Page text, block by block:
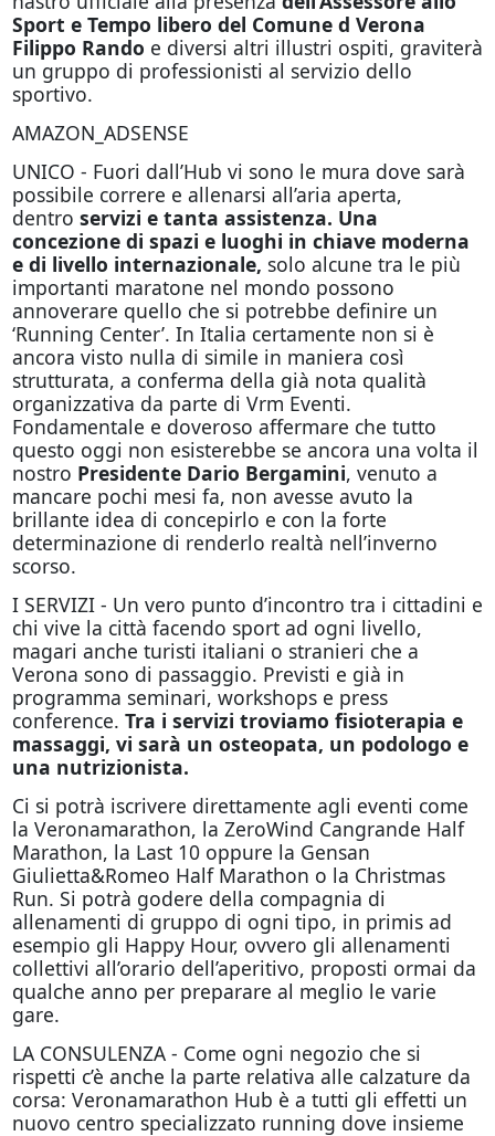
Sport e Tempo libero del Comune d Verona
Filippo Rando e diversi altri illustri ospiti, graviterà
un gruppo di professionisti al servizio dello
sportivo.
AMAZON_ADSENSE
UNICO - Fuori dall’Hub vi sono le mura dove sarà
possibile correre e allenarsi all’aria aperta,
dentro servizi e tanta assistenza. Una
concezione di spazi e luoghi in chiave moderna
e di livello internazionale, solo alcune tra le più
importanti maratone nel mondo possono
annoverare quello che si potrebbe definire un
‘Running Center’. In Italia certamente non si è
ancora visto nulla di simile in maniera così
strutturata, a conferma della già nota qualità
organizzativa da parte di Vrm Eventi.
Fondamentale e doveroso affermare che tutto
questo oggi non esisterebbe se ancora una volta il
nostro Presidente Dario Bergamini, venuto a
mancare pochi mesi fa, non avesse avuto la
brillante idea di concepirlo e con la forte
determinazione di renderlo realtà nell’inverno
scorso.
I SERVIZI - Un vero punto d’incontro tra i cittadini e
chi vive la città facendo sport ad ogni livello,
magari anche turisti italiani o stranieri che a
Verona sono di passaggio. Previsti e già in
programma seminari, workshops e press
conference. Tra i servizi troviamo fisioterapia e
massaggi, vi sarà un osteopata, un podologo e
una nutrizionista.
Ci si potrà iscrivere direttamente agli eventi come
la Veronamarathon, la ZeroWind Cangrande Half
Marathon, la Last 10 oppure la Gensan
Giulietta&Romeo Half Marathon o la Christmas
Run. Si potrà godere della compagnia di
allenamenti di gruppo di ogni tipo, in primis ad
esempio gli Happy Hour, ovvero gli allenamenti
collettivi all’orario dell’aperitivo, proposti ormai da
qualche anno per preparare al meglio le varie
gare.
LA CONSULENZA - Come ogni negozio che si
rispetti c’è anche la parte relativa alle calzature da
corsa: Veronamarathon Hub è a tutti gli effetti un
nuovo centro specializzato running dove insieme